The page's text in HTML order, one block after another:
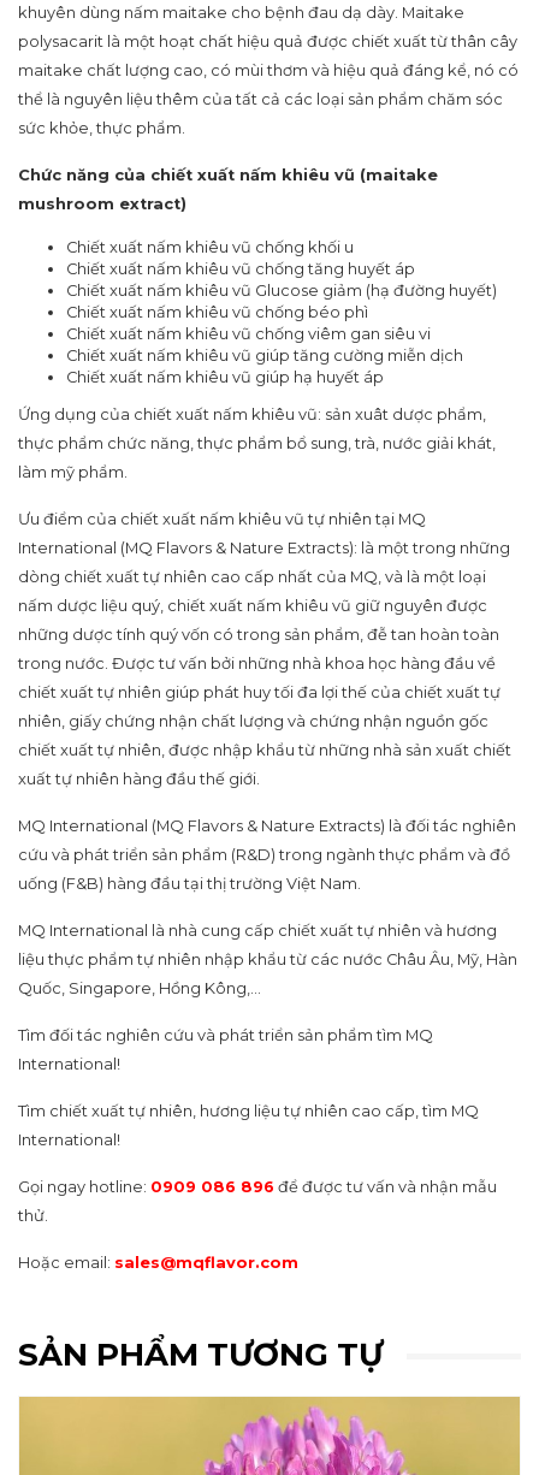
khuyên dùng nấm maitake cho bệnh đau dạ dày. Maitake
polysacarit là một hoạt chất hiệu quả được chiết xuất từ ​​thân cây
maitake chất lượng cao, có mùi thơm và hiệu quả đáng kể, nó có
thể là nguyên liệu thêm của tất cả các loại sản phẩm chăm sóc
sức khỏe, thực phẩm.
Chức năng của chiết xuất nấm khiêu vũ (maitake
mushroom extract)
Chiết xuất nấm khiêu vũ chống khối u
Chiết xuất nấm khiêu vũ chống tăng huyết áp
Chiết xuất nấm khiêu vũ Glucose giảm (hạ đường huyết)
Chiết xuất nấm khiêu vũ chống béo phì
Chiết xuất nấm khiêu vũ chống viêm gan siêu vi
Chiết xuất nấm khiêu vũ giúp tăng cường miễn dịch
Chiết xuất nấm khiêu vũ giúp hạ huyết áp
Ứng dụng của chiết xuất nấm khiêu vũ: sản xuât dược phẩm,
thực phẩm chức năng, thực phẩm bổ sung, trà, nước giải khát,
làm mỹ phẩm.
Ưu điểm của chiết xuất nấm khiêu vũ tự nhiên tại MQ
International (MQ Flavors & Nature Extracts): là một trong những
dòng chiết xuất tự nhiên cao cấp nhất của MQ, và là một loại
nấm dược liệu quý, chiết xuất nấm khiêu vũ giữ nguyên được
những dược tính quý vốn có trong sản phẩm, đễ tan hoàn toàn
trong nước. Được tư vấn bởi những nhà khoa học hàng đầu về
chiết xuất tự nhiên giúp phát huy tối đa lợi thế của chiết xuất tự
nhiên, giấy chứng nhận chất lượng và chứng nhận nguồn gốc
chiết xuất tự nhiên, được nhập khẩu từ những nhà sản xuất chiết
xuất tự nhiên hàng đầu thế giới.
MQ International (MQ Flavors & Nature Extracts) là đối tác nghiên
cứu và phát triển sản phẩm (R&D) trong ngành thực phẩm và đồ
uống (F&B) hàng đầu tại thị trường Việt Nam.
MQ International là nhà cung cấp chiết xuất tự nhiên và hương
liệu thực phẩm tự nhiên nhập khẩu từ các nước Châu Âu, Mỹ, Hàn
Quốc, Singapore, Hồng Kông,…
Tìm đối tác nghiên cứu và phát triển sản phẩm tìm MQ
International!
Tìm chiết xuất tự nhiên, hương liệu tự nhiên cao cấp, tìm MQ
International!
Gọi ngay hotline: 0909 086 896 để được tư vấn và nhận mẫu
thử.
Hoặc email: sales@mqflavor.com
SẢN PHẨM TƯƠNG TỰ